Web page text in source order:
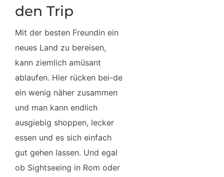
den Trip
Mit der besten Freundin ein
neues Land zu bereisen,
kann ziemlich amüsant
ablaufen. Hier rücken bei-de
ein wenig näher zusammen
und man kann endlich
ausgiebig shoppen, lecker
essen und es sich einfach
gut gehen lassen. Und egal
ob Sightseeing in Rom oder